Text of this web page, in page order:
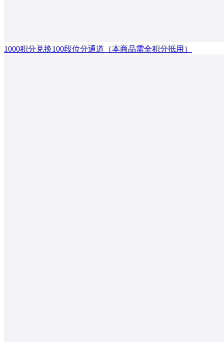
1000积分兑换100段位分通道（本商品需全积分抵用）